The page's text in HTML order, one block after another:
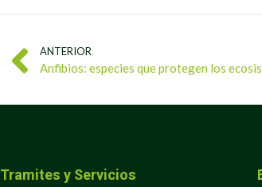
ANTERIOR
Anfibios: especies que protegen los
Tramites y Servicios